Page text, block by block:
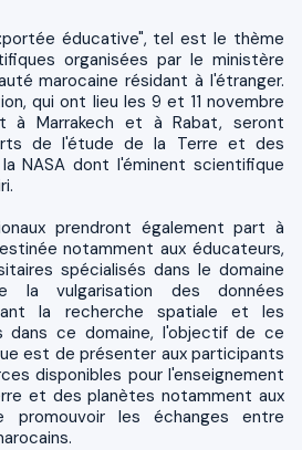
éducative", tel est le thème
organisées par le ministère
marocaine résidant à l'étranger.
qui ont lieu les 9 et 11 novembre
à Marrakech et à Rabat, seront
de l'étude de la Terre et des
NASA dont l'éminent scientifique
prendront également part à
notamment aux éducateurs,
spécialisés dans le domaine
la vulgarisation des données
la recherche spatiale et les
dans ce domaine, l'objectif de ce
est de présenter aux participants
disponibles pour l'enseignement
et des planètes notamment aux
promouvoir les échanges entre